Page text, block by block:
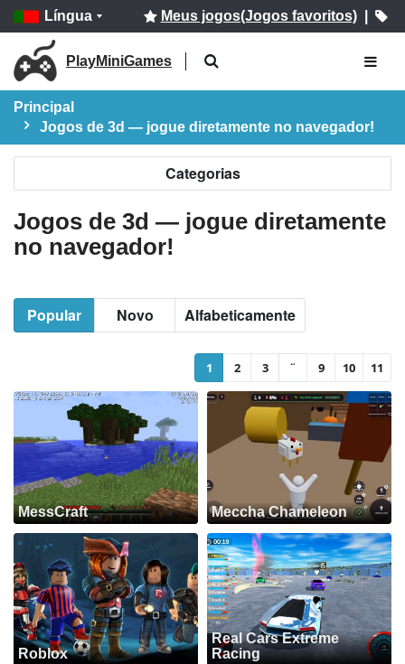
Língua Meus jogos(Jogos favoritos)|
PlayMiniGames
Principal
Jogos de 3d — jogue diretamente no navegador!
Categorias
Jogos de 3d — jogue diretamente
no navegador!
Popular Novo Alfabeticamente
1 2 3 ¨ 9 10 11
MessCraft Meccha Chameleon
Roblox
Real Cars Extreme
Racing